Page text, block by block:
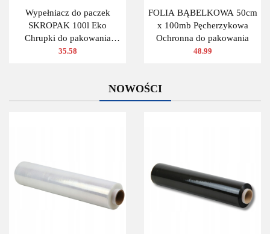
Wypełniacz do paczek
SKROPAK 100l Eko
Chrupki do pakowania
ZIELONY
35.58
FOLIA BĄBELKOWA 50cm
x 100mb Pęcherzykowa
Ochronna do pakowania
48.99
NOWOŚCI